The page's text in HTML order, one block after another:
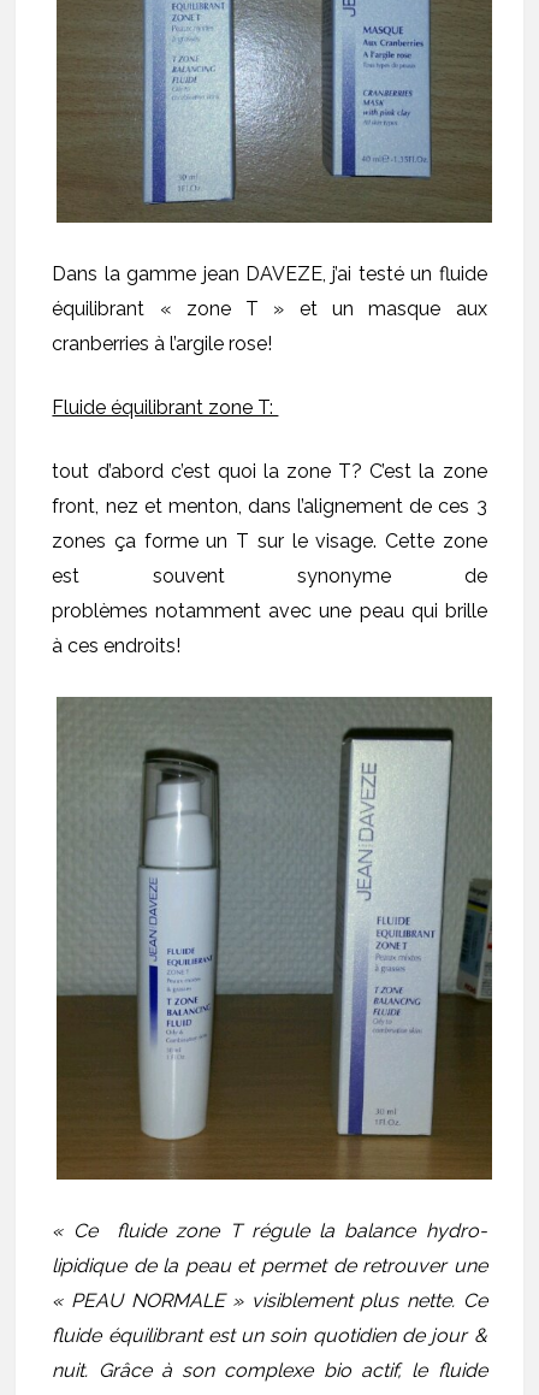
Dans la gamme jean DAVEZE, j’ai testé un fluide
équilibrant « zone T » et un masque aux
cranberries à l’argile rose!
Fluide équilibrant zone T:
tout d’abord c’est quoi la zone T? C’est la zone
front, nez et menton, dans l’alignement de ces 3
zones ça forme un T sur le visage. Cette zone
est souvent synonyme de
problèmes notamment avec une peau qui brille
à ces endroits!
« Ce fluide zone T régule la balance hydro-
lipidique de la peau et permet de retrouver une
« PEAU NORMALE » visiblement plus nette. Ce
fluide équilibrant est un soin quotidien de jour &
nuit. Grâce à son complexe bio actif, le fluide